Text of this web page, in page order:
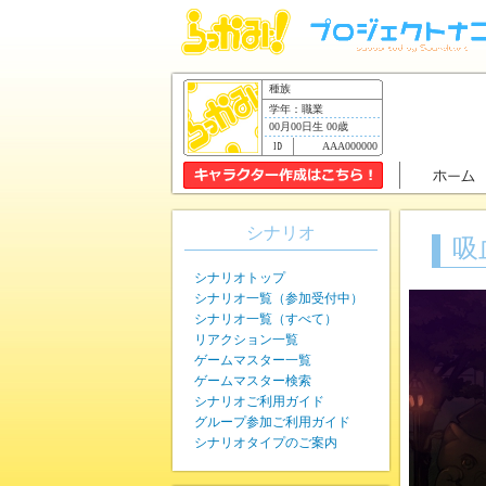
種族
学年：職業
00月00日生 00歳
AAA000000
シナリオ
シナリオトップ
シナリオ一覧（参加受付中）
シナリオ一覧（すべて）
リアクション一覧
ゲームマスター一覧
ゲームマスター検索
シナリオご利用ガイド
グループ参加ご利用ガイド
シナリオタイプのご案内